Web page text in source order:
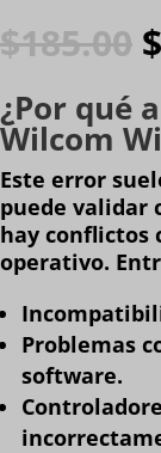
$185.00 $
¿Por qué
Wilcom
Este error
puede validar
hay conflictos
operativo.
Problemas
software.